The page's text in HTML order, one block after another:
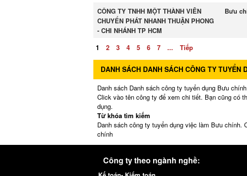
CÔNG TY TNHH MỘT THÀNH VIÊN
CHUYỂN PHÁT NHANH THUẬN PHONG
- CHI NHÁNH TP HCM
Bưu
1 2 3 4 5 6 7 ... Tiếp
DANH SÁCH DANH SÁCH CÔNG TY TUYỂN
Danh sách Danh sách công ty tuyển dụng Bưu
Click vào tên công ty để xem chi tiết. Bạn cũng có
dụng.
Từ khóa tìm kiếm
Danh sách công ty tuyển dụng việc làm Bưu chính.
chính
Công ty theo ngành nghề: